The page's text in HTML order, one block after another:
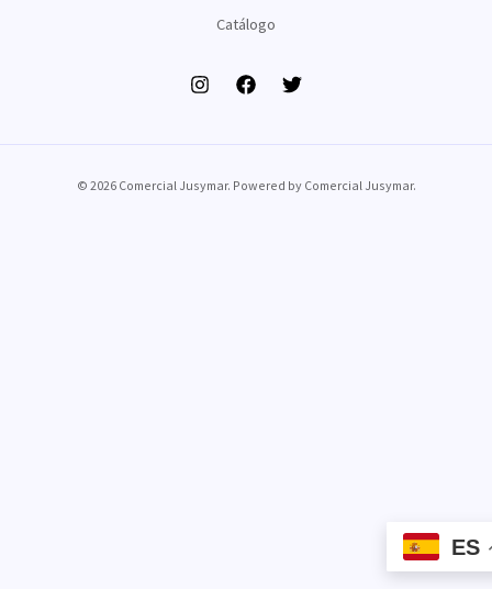
Catálogo
© 2026 Comercial Jusymar. Powered by Comercial Jusymar.
ES